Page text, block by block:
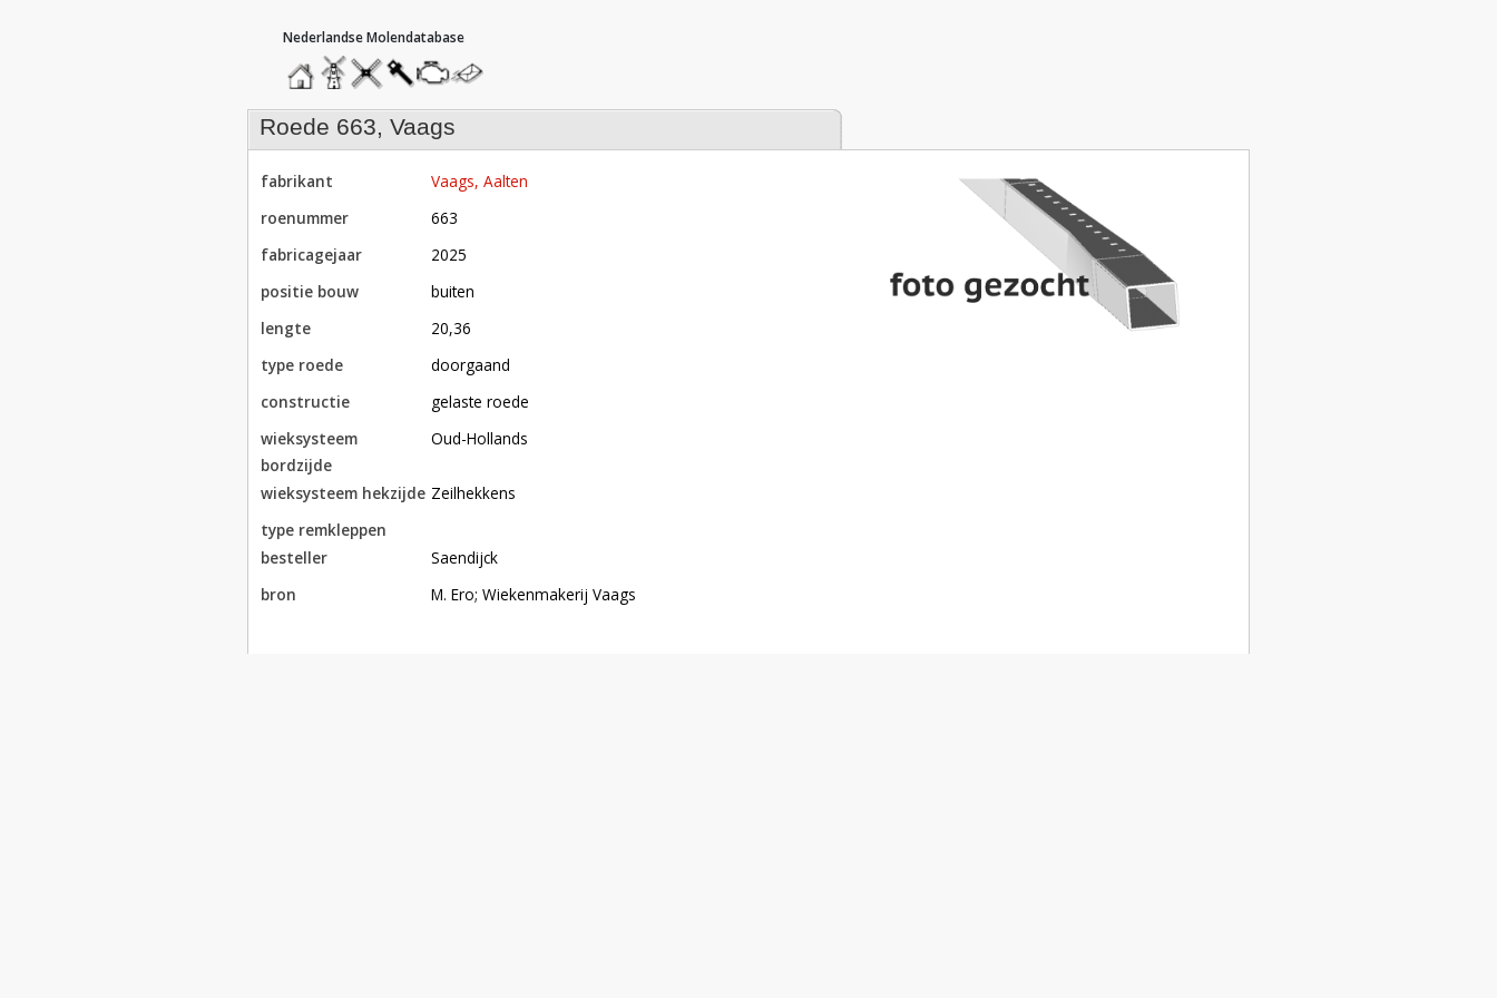
hoofdmenu
homemolendatabase
roedendatabase
assendatabase
motorendatabase
stuur
een
bericht
roede 663, Vaags
fabrikant
Vaags, Aalten
roenummer
663
fabricagejaar
2025
positie bouw
buiten
lengte
20,36
type roede
doorgaand
constructie
gelaste roede
wieksysteem
bordzijde
Oud-Hollands
wieksysteem hekzijde Zeilhekkens
type remkleppen
besteller
Saendijck
bron
M. Ero; Wiekenmakerij Vaags